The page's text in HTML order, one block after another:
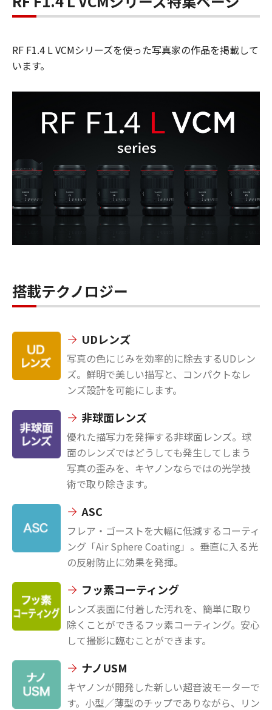
RF F1.4 L VCMシリーズを使った写真家の作品を掲載して
います。
搭載テクノロジー
UDレンズ
写真の色にじみを効率的に除去するUDレン
ズ。鮮明で美しい描写と、コンパクトなレ
ンズ設計を可能にします。
非球面レンズ
優れた描写力を発揮する非球面レンズ。球
面のレンズではどうしても発生してしまう
写真の歪みを、キヤノンならではの光学技
術で取り除きます。
ASC
フレア・ゴーストを大幅に低減するコーティ
ング「Air Sphere Coating」。垂直に入る光
の反射防止に効果を発揮。
フッ素コーティング
レンズ表面に付着した汚れを、簡単に取り
除くことができるフッ素コーティング。安心
して撮影に臨むことができます。
ナノUSM
キヤノンが開発した新しい超音波モーターで
す。小型／薄型のチップでありながら、リン